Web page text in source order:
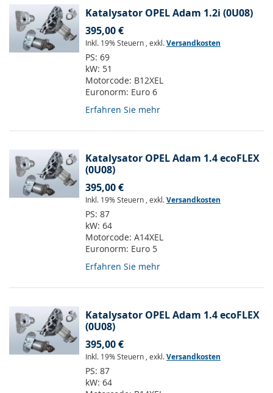
Katalysator OPEL Adam 1.2i (0U08)
395,00 €
Inkl. 19% Steuern , exkl.Versandkosten
PS: 69
kW: 51
Motorcode: B12XEL
Euronorm: Euro 6
Erfahren Sie mehr
Katalysator OPEL Adam 1.4 ecoFLEX
(0U08)
395,00 €
Inkl. 19% Steuern , exkl.Versandkosten
PS: 87
kW: 64
Motorcode: A14XEL
Euronorm: Euro 5
Erfahren Sie mehr
Katalysator OPEL Adam 1.4 ecoFLEX
(0U08)
395,00 €
Inkl. 19% Steuern , exkl.Versandkosten
PS: 87
kW: 64